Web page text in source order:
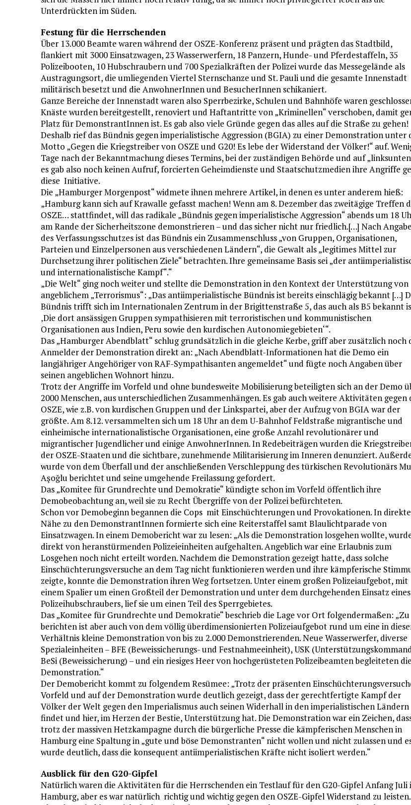
Unterdrückten im Süden.
Festung für die Herrschenden
Über 13.000 Beamte waren während der OSZE-Konferenz präsent und prägten das Stadtbild,
flankiert mit 3000 Einsatzwagen, 23 Wasserwerfern, 18 Panzern, Hunde- und Pferdestaffeln, 35
Polizeibooten, 10 Hubschraubern und 700 Spezialkräften der Polizei wurde das Messegelände als
Austragungsort, die umliegenden Viertel Sternschanze und St. Pauli und die gesamte Innenstadt
militärisch besetzt und die AnwohnerInnen und BesucherInnen schikaniert.
Ganze Bereiche der Innenstadt waren also Sperrbezirke, Schulen und Bahnhöfe waren
Knäste wurden bereitgestellt, renoviert und Haftantritte von „Kriminellen“ verschoben, damit
Platz für DemonstrantInnen ist. Es gab also viele Gründe gegen das alles auf die Straße zu gehen!
Deshalb rief das Bündnis gegen imperialistische Aggression (BGIA) zu einer Demonstration unter
Motto „Gegen die Kriegstreiber von OSZE und G20! Es lebe der Widerstand der Völker!“ auf.
Tage nach der Bekanntmachung dieses Termins, bei der zuständigen Behörde und auf
es gab also noch keinen Aufruf, forcierten Geheimdienste und Staatschutzmedien ihre Angriffe
diese Initiative.
Die „Hamburger Morgenpost“ widmete ihnen mehrere Artikel, in denen es unter anderem hieß:
„Hamburg kann sich auf Krawalle gefasst machen! Wenn am 8. Dezember das zweitägige Treffen
OSZE… stattfindet, will das radikale „Bündnis gegen imperialistische Aggression“ abends um 18
am Rande der Sicherheitszone demonstrieren – und das sicher nicht nur friedlich.[…] Nach
des Verfassungsschutzes ist das Bündnis ein Zusammenschluss „von Gruppen, Organisationen,
Parteien und Einzelpersonen aus verschiedenen Ländern“, die Gewalt als „legitimes Mittel zur
Durchsetzung ihrer politischen Ziele“ betrachten. Ihre gemeinsame Basis sei „der
und internationalistische Kampf“.“
„Die Welt“ ging noch weiter und stellte die Demonstration in den Kontext der Unterstützung von
angeblichem „Terrorismus“: „Das antiimperialistische Bündnis ist bereits einschlägig bekannt […]
Bündnis trifft sich im Internationalen Zentrum in der Brigittenstraße 5, das auch als B5 bekannt
‚Die dort ansässigen Gruppen sympathisieren mit terroristischen und kommunistischen
Organisationen aus Indien, Peru sowie den kurdischen Autonomiegebieten‘“.
Das „Hamburger Abendblatt“ schlug grundsätzlich in die gleiche Kerbe, griff aber zusätzlich noch
Anmelder der Demonstration direkt an: „Nach Abendblatt-Informationen hat die Demo ein
langjähriger Angehöriger von RAF-Sympathisanten angemeldet“ und fügte noch Angaben über
seinen angeblichen Wohnort hinzu.
Trotz der Angriffe im Vorfeld und ohne bundesweite Mobilisierung beteiligten sich an der Demo
2000 Menschen, aus unterschiedlichen Zusammenhängen. Es gab auch weitere Aktivitäten gegen
OSZE, wie z.B. von kurdischen Gruppen und der Linkspartei, aber der Aufzug von BGIA war der
größte. Am 8.12. versammelten sich um 18 Uhr an dem U-Bahnhof Feldstraße migrantische und
einheimische internationalistische Organisationen, eine große Anzahl revolutionärer und
migrantischer Jugendlicher und einige AnwohnerInnen. In Redebeiträgen wurden die
der OSZE-Staaten und die sichtbare, zunehmende Militarisierung im Inneren denunziert.
wurde von dem Überfall und der anschließenden Verschleppung des türkischen Revolutionärs
Aşoğlu berichtet und seine umgehende Freilassung gefordert.
Das „Komitee für Grundrechte und Demokratie“ kündigte schon im Vorfeld öffentlich ihre
Demobeobachtung an, weil sie zu Recht Übergriffe von der Polizei befürchteten.
Schon vor Demobeginn begannen die Cops mit Einschüchterungen und Provokationen. In
Nähe zu den DemonstrantInnen formierte sich eine Reiterstaffel samt Blaulichtparade von
Einsatzwagen. In einem Demobericht war zu lesen: „Als die Demonstration losgehen wollte,
direkt von heranstürmenden Polizeieinheiten aufgehalten. Angeblich war eine Erlaubnis zum
Losgehen noch nicht erteilt worden. Nachdem die Demonstration gezeigt hatte, dass solche
Einschüchterungsversuche an dem Tag nicht funktionieren werden und ihre kämpferische
zeigte, konnte die Demonstration ihren Weg fortsetzen. Unter einem großen Polizeiaufgebot, mit
einem Spalier um einen Großteil der Demonstration und unter dem durchgehenden Einsatz eines
Polizeihubschraubers, lief sie um einen Teil des Sperrgebietes.
Das „Komitee für Grundrechte und Demokratie“ beschrieb die Lage vor Ort folgendermaßen: „Zu
berichten ist aber auch von dem völlig überdimensionierten Polizeiaufgebot rund um eine in
Verhältnis kleine Demonstration von bis zu 2.000 Demonstrierenden. Neue Wasserwerfer, diverse
Spezialeinheiten – BFE (Beweissicherungs- und Festnahmeeinheit), USK
BeSi (Beweissicherung) – und ein riesiges Heer von hochgerüsteten Polizeibeamten begleiteten die
Demonstration.“
Der Demobericht kommt zu folgendem Resümee: „Trotz der präsenten
Vorfeld und auf der Demonstration wurde deutlich gezeigt, dass der gerechtfertigte Kampf der
Völker der Welt gegen den Imperialismus auch seinen Widerhall in den imperialistischen Ländern
findet und hier, im Herzen der Bestie, Unterstützung hat. Die Demonstration war ein Zeichen,
trotz der massiven Hetzkampagne durch die bürgerliche Presse die kämpferischen Menschen in
Hamburg eine Spaltung in „gute und böse Demonstranten“ nicht wollen und nicht zulassen und
wurde deutlich, dass die konsequent antiimperialistischen Kräfte nicht isoliert werden.“
Ausblick für den G20-Gipfel
Natürlich waren die Aktivitäten für die Herrschenden ein Testlauf für den G20-Gipfel Anfang Juli
Hamburg, aber es war natürlich richtig und wichtig gegen den OSZE-Gipfel Widerstand zu leisten.